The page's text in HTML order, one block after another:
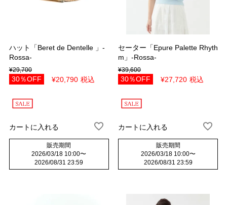
ハット「Beret de Dentelle 」-
Rossa-
¥29,700
30％OFF ¥20,790 税込
カートに入れる
販売期間
2026/03/18 10:00〜
2026/08/31 23:59
セーター「Epure Palette Rhyth
m」-Rossa-
¥39,600
30％OFF ¥27,720 税込
カートに入れる
販売期間
2026/03/18 10:00〜
2026/08/31 23:59